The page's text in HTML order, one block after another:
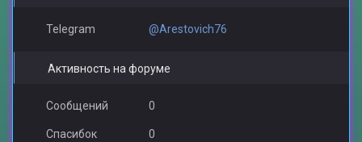
Telegram @Arestovich76
Активность на форуме
Сообщений 0
Спасибок 0